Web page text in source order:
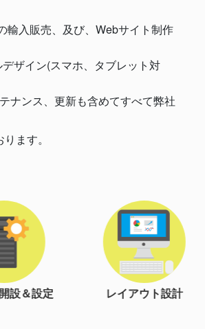
輸入販売、及び、Webサイト制作
ザイン(スマホ、タブレット対
ナンス、更新も含めてすべて弊社
ます。
ウト設計
レスポンシブルデザイン